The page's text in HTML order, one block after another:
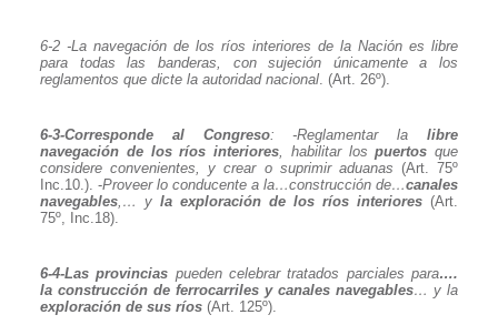
6-2 -La navegación de los ríos interiores de la Nación es libre
para todas las banderas, con sujeción únicamente a los
reglamentos que dicte la autoridad nacional. (Art. 26º).
6-3-Corresponde al Congreso: -Reglamentar lalibre
navegación de los ríos interiores, habilitar lospuertos que
considere convenientes, y crear o suprimir aduanas (Art. 75º
Inc.10.). -Proveer lo conducente a la…construcción de…canales
navegables,… y la exploración de los ríos interiores (Art.
75º, Inc.18).
6-4-Las provincias pueden celebrar tratados parciales para….
la construcción de ferrocarriles y canales navegables… y la
exploración de sus ríos (Art. 125º).